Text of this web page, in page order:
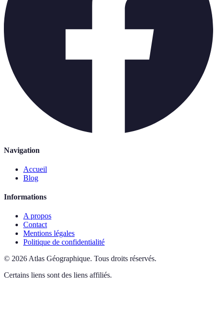
Navigation
Accueil
Blog
Informations
A propos
Contact
Mentions légales
Politique de confidentialité
© 2026 Atlas Géographique. Tous droits réservés.
Certains liens sont des liens affiliés.